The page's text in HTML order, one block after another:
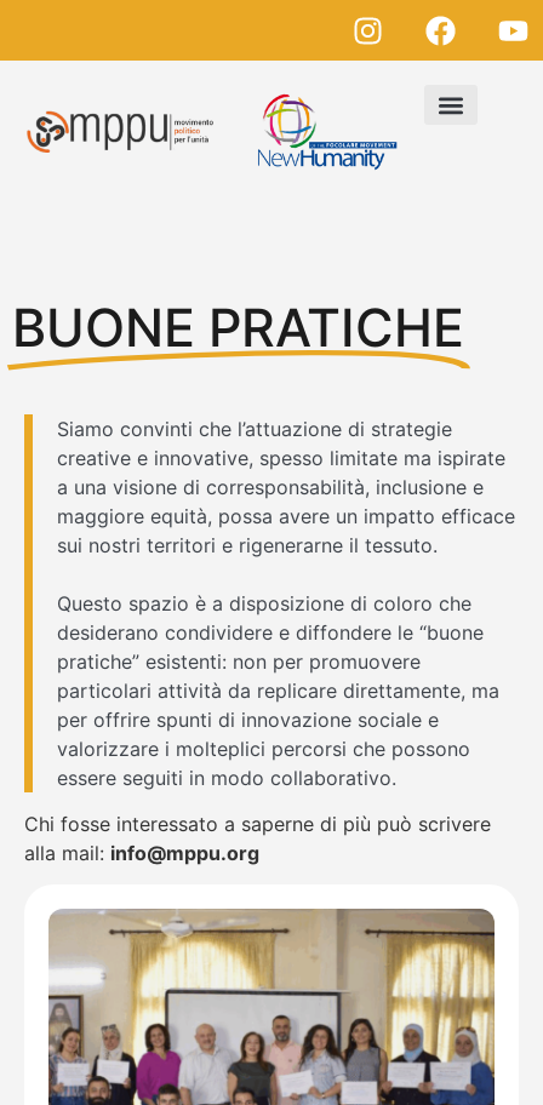
BUONE PRATICHE
Siamo convinti che l’attuazione di strategie
creative e innovative, spesso limitate ma ispirate
a una visione di corresponsabilità, inclusione e
maggiore equità, possa avere un impatto efficace
sui nostri territori e rigenerarne il tessuto.
Questo spazio è a disposizione di coloro che
desiderano condividere e diffondere le “buone
pratiche” esistenti: non per promuovere
particolari attività da replicare direttamente, ma
per offrire spunti di innovazione sociale e
valorizzare i molteplici percorsi che possono
essere seguiti in modo collaborativo.
Chi fosse interessato a saperne di più può scrivere
alla mail: info@mppu.org